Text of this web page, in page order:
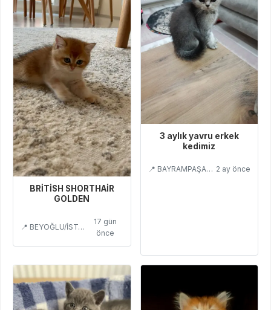
BRİTİSH SHORTHAİR
GOLDEN
📍 BEYOĞLU/İSTANBUL
17 gün
önce
3 aylık yavru erkek
kedimiz
📍 BAYRAMPAŞA/İSTANBUL 2 ay önce